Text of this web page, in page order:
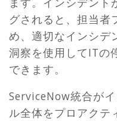
グされると、担当者
め、適切なインシデ
洞察を使用してITの
できます。
ServiceNow統合が
ル全体をプロアクテ